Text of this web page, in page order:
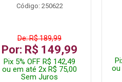
Código: 250622
De: R$ 189,99
Por: R$ 149,99
Pix 5% OFF R$ 142,49
ou em até 2x R$ 75,00
Sem Juros
ou